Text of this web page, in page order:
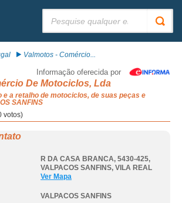
Valmotos - Comércio...
Informação oferecida por
De Motociclos, Lda
a retalho de motociclos, de suas peças e
SANFINS
votos)
R DA CASA BRANCA, 5430-425,
VALPACOS SANFINS, VILA REAL
Ver Mapa
VALPACOS SANFINS